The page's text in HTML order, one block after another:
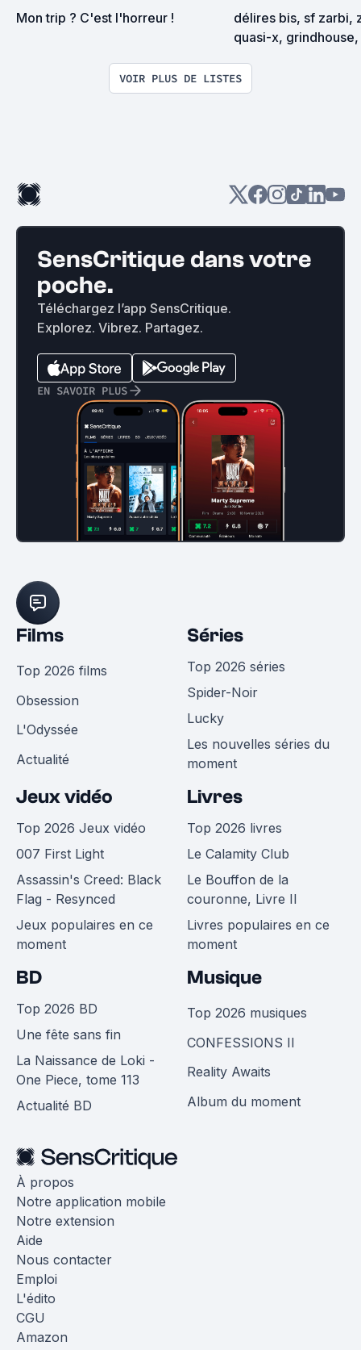
Mon trip ? C'est l'horreur !
délires bis, sf zarbi,
quasi-x,
VOIR PLUS DE LISTES
SensCritique dans votre
poche.
Téléchargez l’app SensCritique.
Explorez. Vibrez. Partagez.
EN SAVOIR PLUS
Films
Top 2026 films
Obsession
L'Odyssée
Actualité
Séries
Top 2026 séries
Spider-Noir
Lucky
Les nouvelles séries du
moment
Jeux vidéo
Top 2026 Jeux vidéo
007 First Light
Assassin's Creed: Black
Flag - Resynced
Jeux populaires en ce
moment
Livres
Top 2026 livres
Le Calamity Club
Le Bouffon de la
couronne, Livre II
Livres populaires en ce
moment
BD
Top 2026 BD
Une fête sans fin
La Naissance de Loki -
One Piece, tome 113
Actualité BD
Musique
Top 2026 musiques
CONFESSIONS II
Reality Awaits
Album du moment
À propos
Notre application mobile
Notre extension
Aide
Nous contacter
Emploi
L'édito
CGU
Amazon